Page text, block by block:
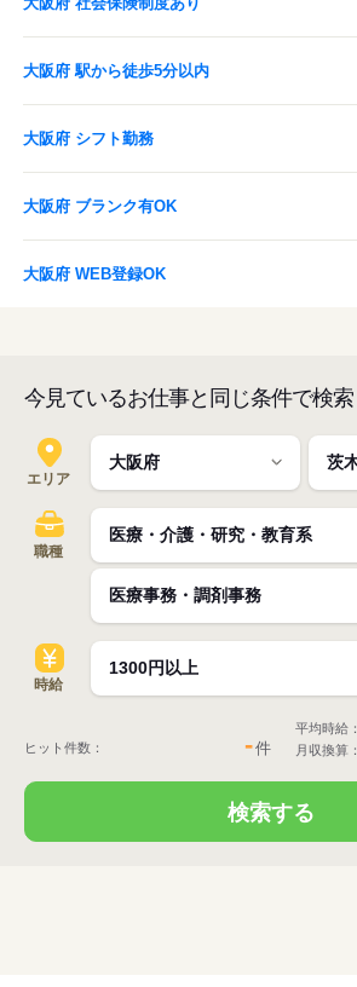
大阪府 駅から徒歩5分以内
大阪府 シフト勤務
大阪府 ブランク有OK
大阪府 WEB登録OK
今見ているお仕事と同じ条件で検索
エリア
職種
時給
ヒット件数： -件
平均時給：
月収換算：
検索する